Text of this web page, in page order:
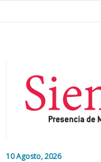
10 Agosto, 2026